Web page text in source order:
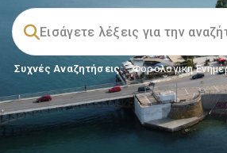
Συχνές Αναζητήσεις: Φορολογικη